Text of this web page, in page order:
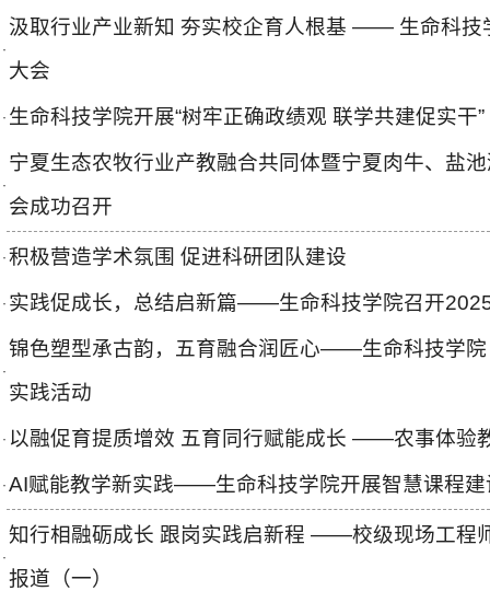
·
汲取行业产业新知 夯实校企育人根基 —— 生命科技
大会
· 生命科技学院开展“树牢正确政绩观 联学共建促实干
·
宁夏生态农牧行业产教融合共同体暨宁夏肉牛、盐
会成功召开
· 积极营造学术氛围 促进科研团队建设
· 实践促成长，总结启新篇‌——生命科技学院召开
·
锦色塑型承古韵，五育融合润匠心——生命科技学
实践活动
· 以融促育提质增效 五育同行赋能成长 ——农事体验
· AI赋能教学新实践——生命科技学院开展智慧课程建
·
知行相融砺成长 跟岗实践启新程 ——校级现场工程
报道（一）